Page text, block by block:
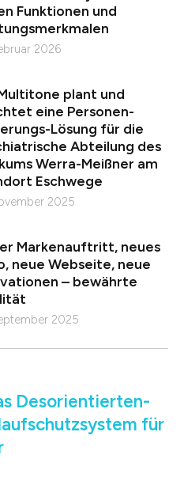
Funktionen und
2026
plant und
eine Personen-
Lösung für die
Abteilung des
Werra-Meißner am
Eschwege
2025
Markenauftritt, neues
neue Webseite, neue
– bewährte
2025
Desorientierten-
für